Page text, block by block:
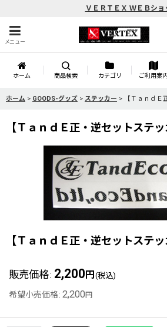
ＶＥＲＴＥＸ ＷＥＢショ
メニュー
ホーム 商品検索 カテゴリ ご利用案
ホーム > GOODS-グッズ > ステッカー > 【ＴａｎｄＥ
【ＴａｎｄＥ正・逆セットステッ
【ＴａｎｄＥ正・逆セットステッ
販売価格: 2,200 円 (税込)
希望小売価格: 2,200 円